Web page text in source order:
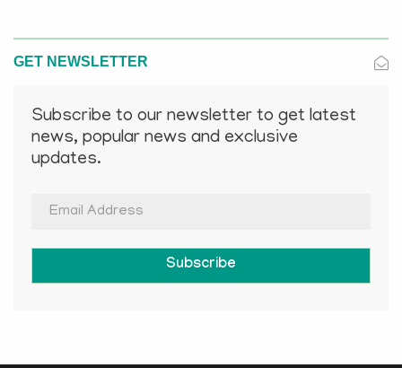
GET NEWSLETTER
Subscribe to our newsletter to get latest
news, popular news and exclusive
updates.
Subscribe